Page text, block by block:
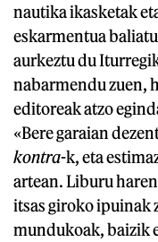
nautika ikasketak
eskarmentua
aurkeztu du
nabarmendu zuen,
editoreak atzo
«Bere garaian
kontra-k, eta
artean. Liburu
itsas giroko ipuinak
mundukoak, baizik